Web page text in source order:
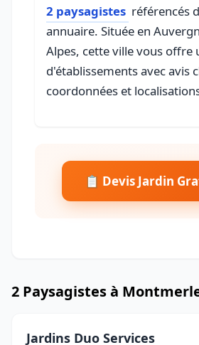
2 paysagistes référencés
annuaire. Située en
Alpes, cette ville vous offre
d'établissements avec avis
coordonnées et
📋 Devis Jardin
2 Paysagistes à
Jardins Duo Services